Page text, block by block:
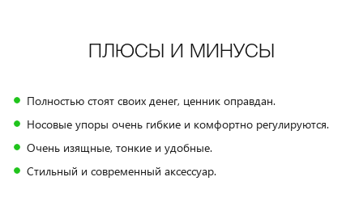
ПЛЮСЫ И МИНУСЫ
Полностью стоят своих денег, ценник оправдан.
Носовые упоры очень гибкие и комфортно регулируются.
Очень изящные, тонкие и удобные.
Стильный и современный аксессуар.